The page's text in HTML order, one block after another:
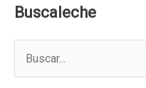
Buscaleche